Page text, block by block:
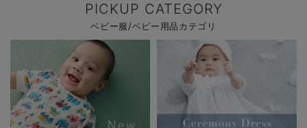
PICKUP CATEGORY
ベビー服/ベビー用品カテゴリ